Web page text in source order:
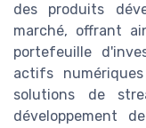
des produits
marché, offrant
portefeuille
actifs
solutions de
développement